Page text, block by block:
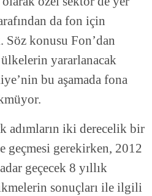
da fon için
Söz konusu Fon’dan
yararlanacak
bu aşamada fona
adımların iki derecelik bir
geçmesi gerekirken, 2012
geçecek 8 yıllık
sonuçları ile ilgili